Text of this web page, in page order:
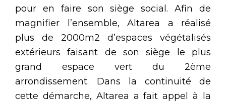
pour en faire son siège social. Afin de
magnifier l’ensemble, Altarea a réalisé
plus de 2000m2 d’espaces végétalisés
extérieurs faisant de son siège le plus
grand espace vert du 2ème
arrondissement. Dans la continuité de
cette démarche, Altarea a fait appel à la